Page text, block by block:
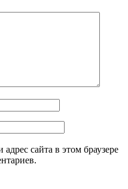
сайта в этом браузере